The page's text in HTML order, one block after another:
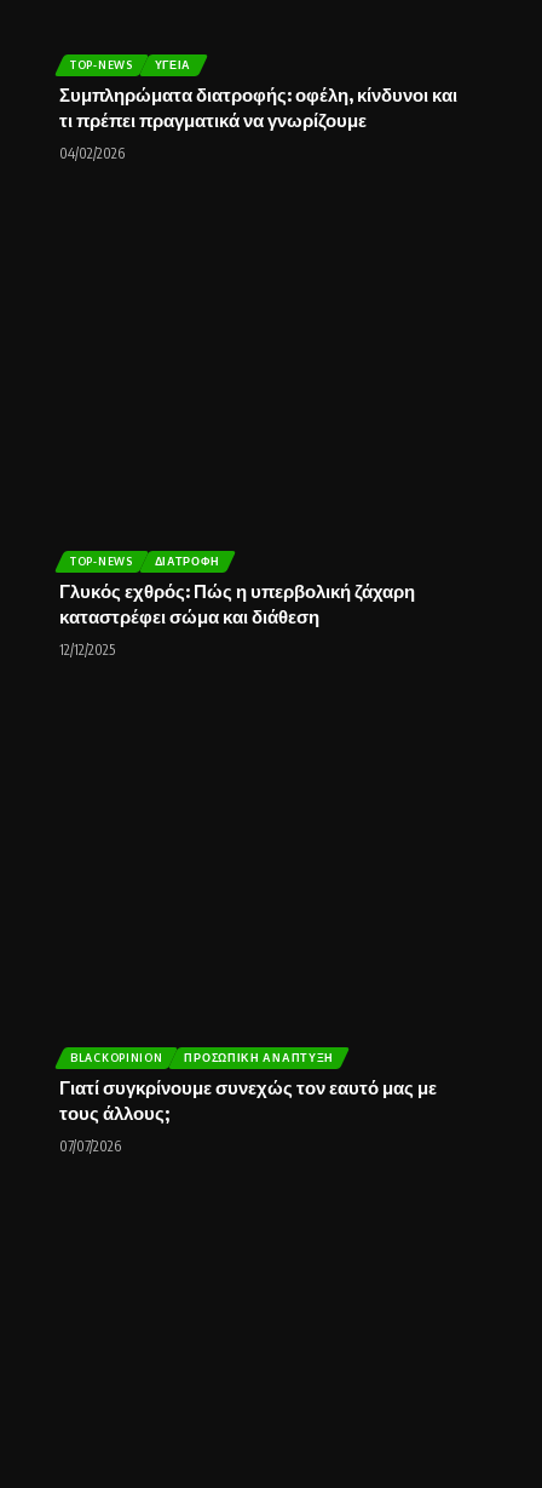
TOP-NEWS ΥΓΕΊΑ
Συμπληρώματα διατροφής: οφέλη, κίνδυνοι και
τι πρέπει πραγματικά να γνωρίζουμε
04/02/2026
TOP-NEWS ΔΙΑΤΡΟΦΉ
Γλυκός εχθρός: Πώς η υπερβολική ζάχαρη
καταστρέφει σώμα και διάθεση
12/12/2025
BLACKOPINION ΠΡΟΣΩΠΙΚΉ ΑΝΆΠΤΥΞΗ
Γιατί συγκρίνουμε συνεχώς τον εαυτό μας με
τους άλλους;
07/07/2026